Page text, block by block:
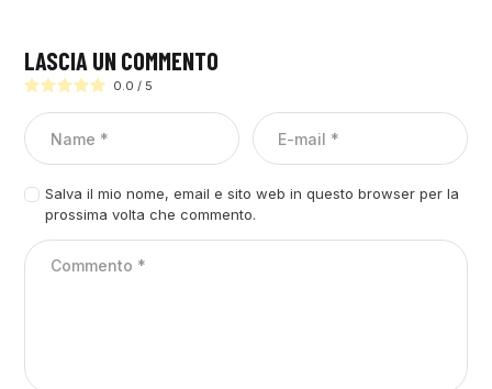
LASCIA UN COMMENTO
0.0 / 5
Salva il mio nome, email e sito web in questo browser per la
prossima volta che commento.